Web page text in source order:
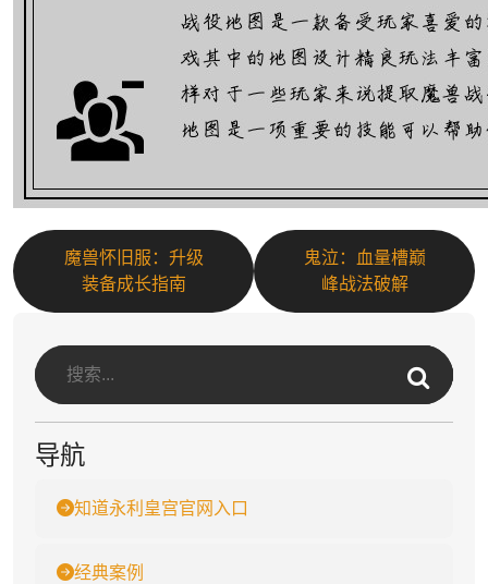
魔兽怀旧服：升级
装备成长指南
鬼泣：血量槽巅
峰战法破解
导航
知道永利皇宫官网入口
经典案例